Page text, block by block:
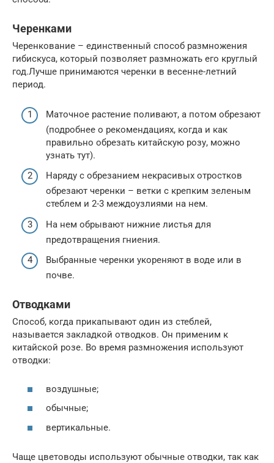
Черенками
Черенкование – единственный способ размножения
гибискуса, который позволяет размножать его круглый
год.Лучше принимаются черенки в весенне-летний
период.
Маточное растение поливают, а потом обрезают
(подробнее о рекомендациях, когда и как
правильно обрезать китайскую розу, можно
узнать тут).
Наряду с обрезанием некрасивых отростков
обрезают черенки – ветки с крепким зеленым
стеблем и 2-3 междоузлиями на нем.
На нем обрывают нижние листья для
предотвращения гниения.
Выбранные черенки укореняют в воде или в
почве.
Отводками
Способ, когда прикапывают один из стеблей,
называется закладкой отводков. Он применим к
китайской розе. Во время размножения используют
отводки:
воздушные;
обычные;
вертикальные.
Чаще цветоводы используют обычные отводки, так как